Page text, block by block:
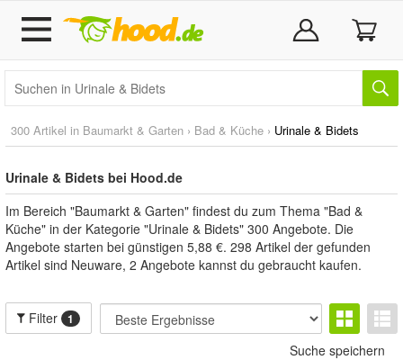
300 Artikel in Baumarkt & Garten › Bad & Küche › Urinale & Bidets
Urinale & Bidets bei Hood.de
Im Bereich "Baumarkt & Garten" findest du zum Thema "Bad &
Küche" in der Kategorie "Urinale & Bidets" 300 Angebote. Die
Angebote starten bei günstigen 5,88 €. 298 Artikel der gefunden
Artikel sind Neuware, 2 Angebote kannst du gebraucht kaufen.
Filter 1
Suche speichern